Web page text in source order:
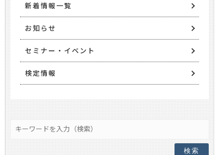
新着情報一覧
お知らせ
セミナー・イベント
検定情報
検索